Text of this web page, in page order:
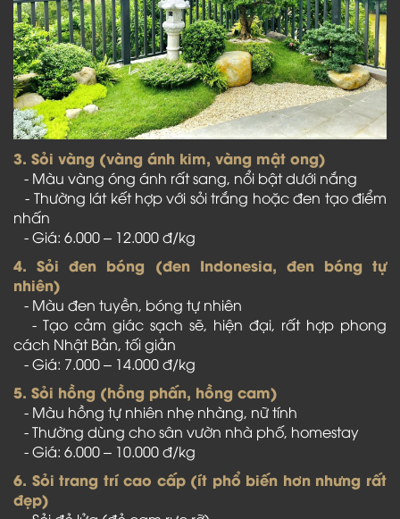
3. Sỏi vàng (vàng ánh kim, vàng mật ong)
- Màu vàng óng ánh rất sang, nổi bật dưới nắng
- Thường lát kết hợp với sỏi trắng hoặc đen tạo điểm
nhấn
- Giá: 6.000 – 12.000 đ/kg
4. Sỏi đen bóng (đen Indonesia, đen bóng tự
nhiên)
- Màu đen tuyền, bóng tự nhiên
- Tạo cảm giác sạch sẽ, hiện đại, rất hợp phong
cách Nhật Bản, tối giản
- Giá: 7.000 – 14.000 đ/kg
5. Sỏi hồng (hồng phấn, hồng cam)
- Màu hồng tự nhiên nhẹ nhàng, nữ tính
- Thường dùng cho sân vườn nhà phố, homestay
- Giá: 6.000 – 10.000 đ/kg
6. Sỏi trang trí cao cấp (ít phổ biến hơn nhưng rất
đẹp)